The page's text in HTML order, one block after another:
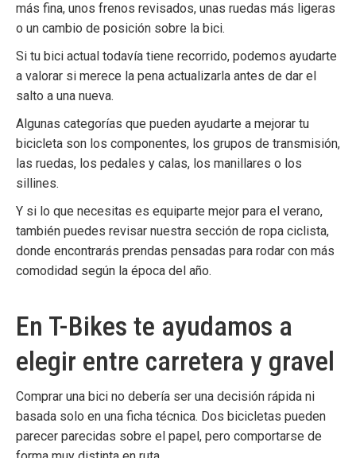
más fina, unos frenos revisados, unas ruedas más ligeras
o un cambio de posición sobre la bici.
Si tu bici actual todavía tiene recorrido, podemos ayudarte
a valorar si merece la pena actualizarla antes de dar el
salto a una nueva.
Algunas categorías que pueden ayudarte a mejorar tu
bicicleta son los componentes, los grupos de transmisión,
las ruedas, los pedales y calas, los manillares o los
sillines.
Y si lo que necesitas es equiparte mejor para el verano,
también puedes revisar nuestra sección de ropa ciclista,
donde encontrarás prendas pensadas para rodar con más
comodidad según la época del año.
En T-Bikes te ayudamos a
elegir entre carretera y gravel
Comprar una bici no debería ser una decisión rápida ni
basada solo en una ficha técnica. Dos bicicletas pueden
parecer parecidas sobre el papel, pero comportarse de